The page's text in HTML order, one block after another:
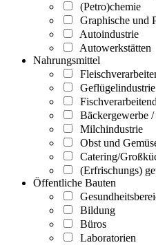
(Petro)chemie
Graphische und
Autoindustrie
Autowerkstätten
Nahrungsmittel
Geflügelindustrie
Bäckergewerbe /
Milchindustrie
Obst und
Catering/
(Erfrischungs)
Öffentliche Bauten
Bildung
Büros
Laboratorien